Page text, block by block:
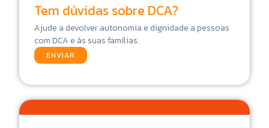
Tem dúvidas sobre DCA?
Ajude a devolver autonomia e dignidade a pessoas
com DCA e às suas famílias.
ENVIAR